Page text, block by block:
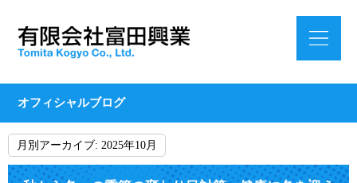
オフィシャルブログ
月別アーカイブ: 2025年10月